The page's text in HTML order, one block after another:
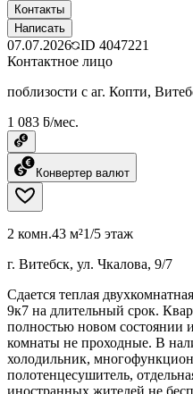
Контакты
Написать
07.07.2026 ID 4047221
Контактное лицо
поблизости с аг. Копти,
1 083 ƃ/мес.
Конвертер валют
2 комн.43 м²1/5 этаж
г. Витебск, ул. Чкалова, 9/7
Сдается теплая
9к7 на длительный срок.
полностью новом состоянии
комнаты не проходные. В
холодильник,
полотенцесушитель,
иностранных жителей не